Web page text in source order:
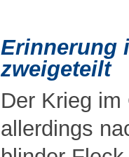
Erinnerung
zweigeteilt
Der Krieg
allerdings